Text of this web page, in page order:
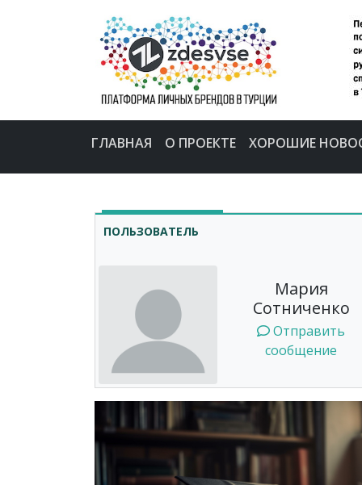
ГЛАВНАЯ О ПРОЕКТЕ ХОРОШИЕ
ПОЛЬЗОВАТЕЛЬ
Мария
Сотниченко
Отправить
сообщение